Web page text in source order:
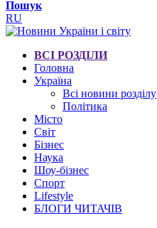
Пошук
RU
ВСІ РОЗДІЛИ
Головна
Україна
Всі новини розділу
Політика
Місто
Світ
Бізнес
Наука
Шоу-бізнес
Спорт
Lifestyle
БЛОГИ ЧИТАЧІВ